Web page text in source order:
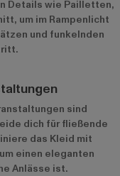
Details wie Pailletten,
um im Rampenlicht
und funkelnden
sind
dich für fließende
das Kleid mit
einen eleganten
Anlässe ist.